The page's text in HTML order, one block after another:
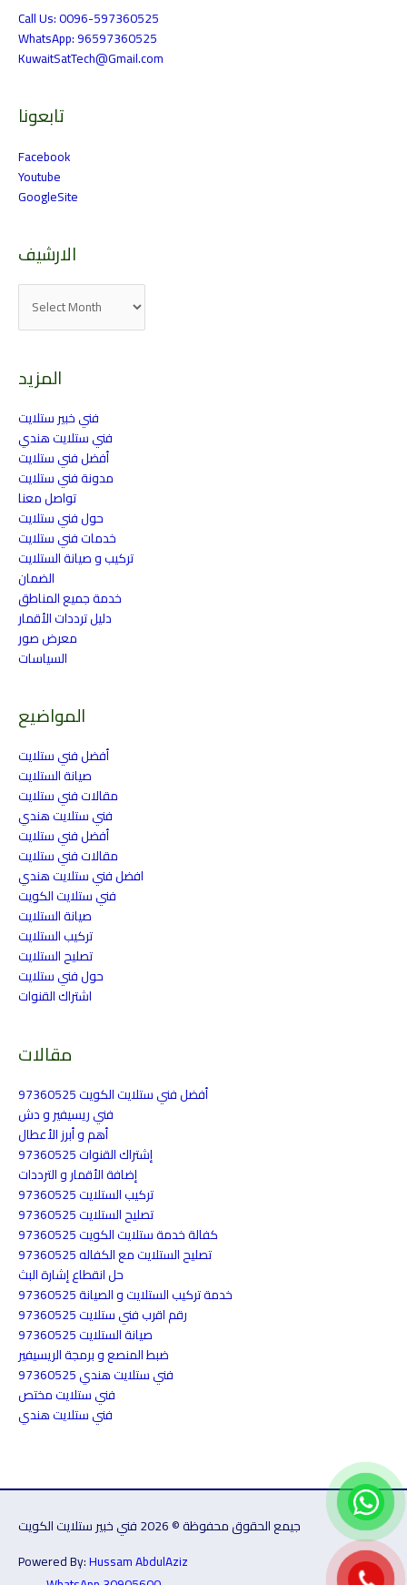
Call Us: 0096-597360525
WhatsApp: 96597360525
KuwaitSatTech@Gmail.com
تابعونا
Facebook
Youtube
GoogleSite
الارشيف
المزيد
فني خبير ستلايت
فني ستلايت هندي
أفضل فني ستلايت
مدونة فني ستلايت
تواصل معنا
حول فني ستلايت
خدمات فني ستلايت
تركيب و صيانة الستلايت
الضمان
خدمة جميع المناطق
دليل ترددات الأقمار
معرض صور
السياسات
المواضيع
أفضل فني ستلايت
صيانة الستلايت
مقالات فني ستلايت
فني ستلايت هندي
أفضل فني ستلايت
مقالات فني ستلايت
افضل فني ستلايت هندي
فني ستلايت الكويت
صيانة الستلايت
تركيب الستلايت
تصليح الستلايت
حول فني ستلايت
اشتراك القنوات
مقالات
أفضل فني ستلايت الكويت 97360525
فني ريسيفير و دش
أهم و أبرز الأعطال
إشتراك القنوات 97360525
إضافة الأقمار و الترددات
تركيب الستلايت 97360525
تصليح الستلايت 97360525
كفالة خدمة ستلايت الكويت 97360525
تصليح الستلايت مع الكفاله 97360525
حل انقطاع إشارة البث
خدمة تركيب الستلايت و الصيانة 97360525
رقم اقرب فني ستلايت 97360525
صيانة الستلايت 97360525
ضبط المنصع و برمجة الريسيفير
فني ستلايت هندي 97360525
فني ستلايت مختص
فني ستلايت هندي
جيمع الحقوق محفوظة © 2026 فني خبير ستلايت الكويت
Powered By:Hussam AbdulAziz